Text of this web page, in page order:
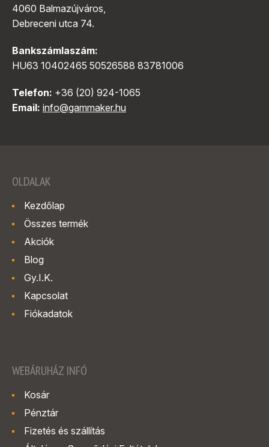
4060 Balmazújváros,
Debreceni utca 74.
Bankszámlaszám:
HU63 10402465 50526588 83781006
Telefon: +36 (20) 924-1065
Email: info@gammaker.hu
OLDALAK
Kezdőlap
Összes termék
Akciók
Blog
Gy.I.K.
Kapcsolat
Fiókadatok
WEBÁRUHÁZ INFÓ
Kosár
Pénztár
Fizetés és szállítás